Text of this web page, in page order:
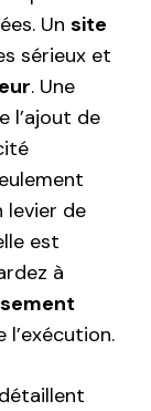
Un site
sérieux et
. Une
l’ajout de
levier de
est
à